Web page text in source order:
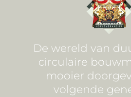
De wereld van
circulaire
mooier
volgende